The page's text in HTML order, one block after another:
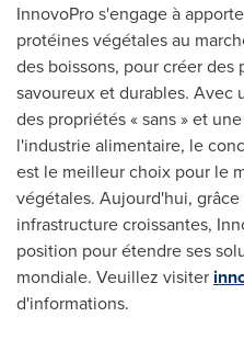
InnovoPro s'engage à
protéines végétales au
des boissons, pour créer
savoureux et durables.
des propriétés « sans » et
l'industrie alimentaire, le
est le meilleur choix pour le
végétales. Aujourd'hui,
infrastructure croissantes,
position pour étendre ses
mondiale. Veuillez visiter
d'informations.